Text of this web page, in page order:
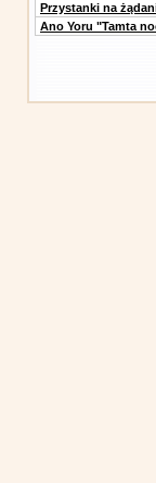
Przystanki na
Ano Yoru "Tamta